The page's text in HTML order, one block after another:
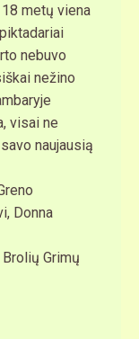
metų viena
nebuvo
nežino
visai ne
naujausią
Donna
Grimų